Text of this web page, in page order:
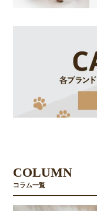
COLUMN
コラム一覧